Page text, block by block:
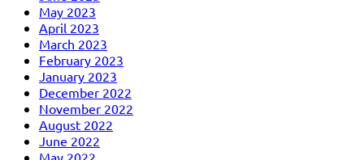
May 2023
April 2023
March 2023
February 2023
January 2023
December 2022
November 2022
August 2022
June 2022